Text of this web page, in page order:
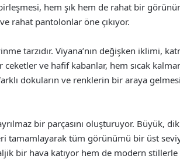
hem şık hem de rahat bir
rahat pantolonlar öne çıkıyor.
tarzıdır. Viyana’nın değişken iklimi,
ve hafif kabanlar, hem sıcak
dokuların ve renklerin bir araya
bir parçasını oluşturuyor. Büyük,
tamamlayarak tüm görünümü bir üst
bir hava katıyor hem de modern